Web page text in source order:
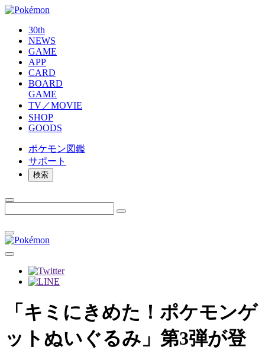
30th
NEWS
GAME
APP
CARD
BOARD
GAME
TV／MOVIE
SHOP
GOODS
ポケモン図鑑
サポート
検索
「キミにきめた！ポケモンゲ
ットぬいぐるみ」第3弾が登